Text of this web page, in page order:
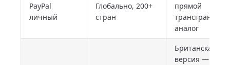
PayPal
личный
Глобально, 200+
стран
прямой
аналог
Британская
версия —